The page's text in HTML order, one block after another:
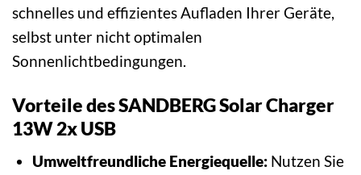
schnelles und effizientes Aufladen Ihrer Geräte,
selbst unter nicht optimalen
Sonnenlichtbedingungen.
Vorteile des SANDBERG Solar Charger
13W 2x USB
Umweltfreundliche Energiequelle:Nutzen Sie